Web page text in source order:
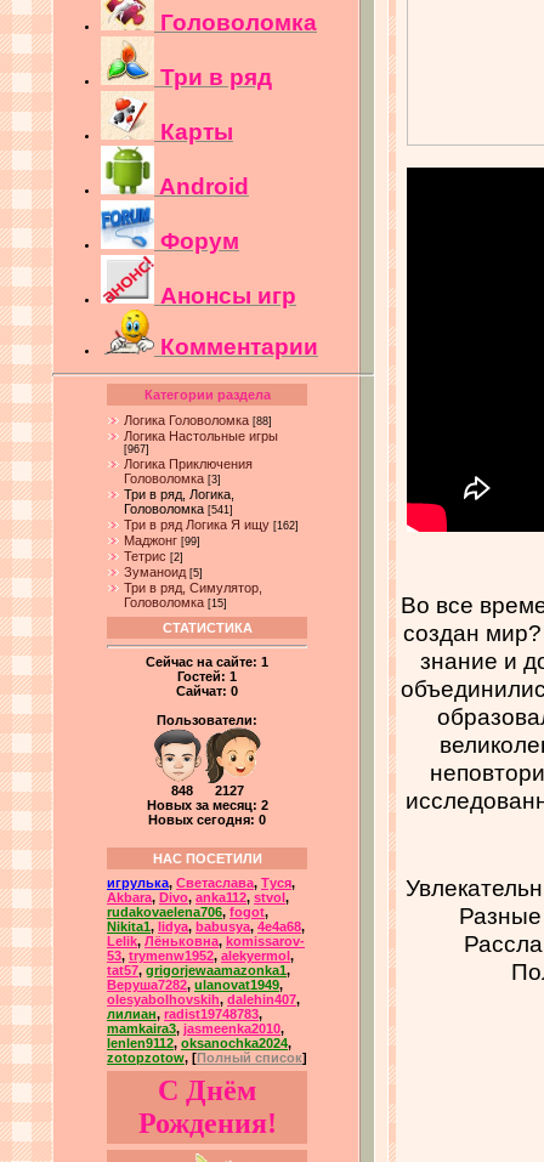
Головоломка
Три в ряд
Карты
Android
Форум
Анонсы игр
Комментарии
Категории раздела
Логика Головоломка [88]
Логика Настольные игры
[967]
Логика Приключения
Головоломка [3]
Три в ряд, Логика,
Головоломка [541]
Три в ряд Логика Я ищу [162]
Маджонг [99]
Тетрис [2]
Зуманоид [5]
Три в ряд, Симулятор,
Головоломка [15]
СТАТИСТИКА
Сейчас на сайте: 1
Гостей: 1
Сайчат: 0
Пользователи:
848 2127
Новых за месяц: 2
Новых сегодня: 0
НАС ПОСЕТИЛИ
игрулька, Светаслава, Туся,
Akbara, Divo, anka112, stvol ,
rudakovaelena706, fogot,
Nikita1, lidya, babusya, 4e4a68,
Lelik, Лёньковна, komissarov-
53, trymenw1952, alekyermol ,
tat57, grigorjewaamazonka1,
Веруша7282, ulanovat1949,
olesyabolhovskih, dalehin407,
лилиан, radist19748783,
mamkaira3, jasmeenka2010,
lenlen9112, oksanochka2024,
zotopzotow, [Полный список]
С Днём
Рождения!
Во все
создан
знание и
Разные